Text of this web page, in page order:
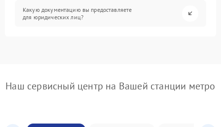
Какую документацию вы предоставляете
для юридических лиц?
Наш сервисный центр на Вашей станции метро